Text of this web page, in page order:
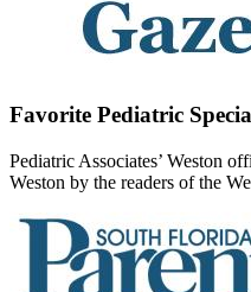
Favorite Pediatric
Pediatric Associates’ Weston
Weston by the readers of the